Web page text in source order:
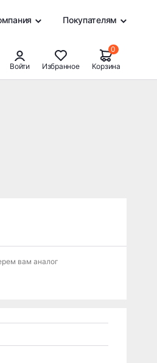
Покупателям
Войти Избранное
0
Корзина
вам аналог